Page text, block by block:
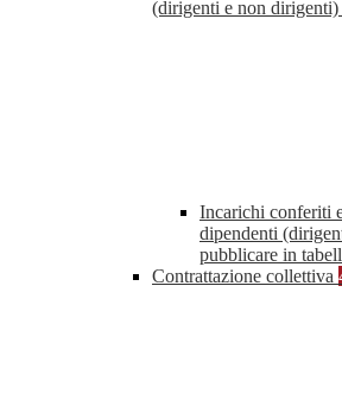
(dirigenti e non dirigenti)
Incarichi conferiti
dipendenti
pubblicare in
Contrattazione collettiva